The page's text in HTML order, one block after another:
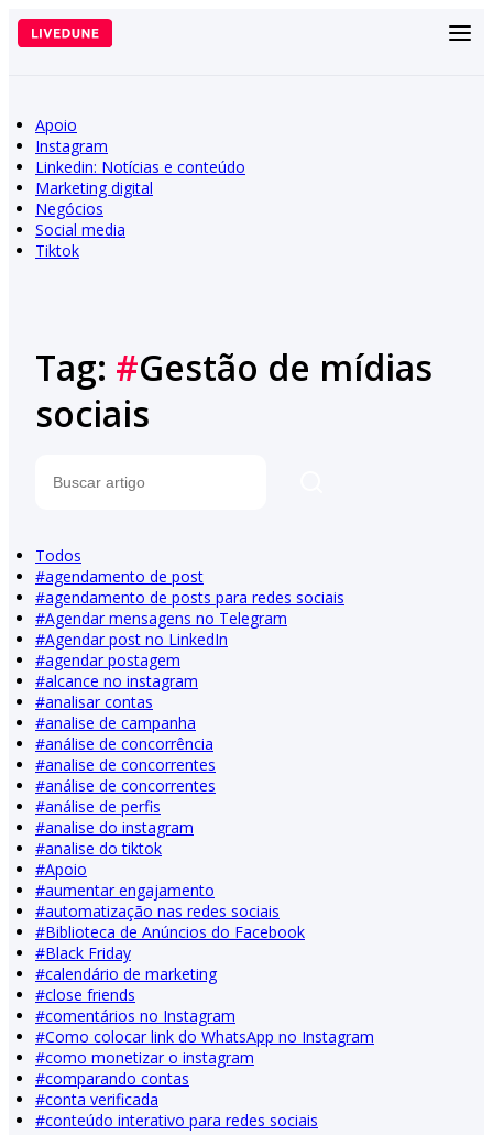
Pular
para
Apoio
Instagram
Linkedin: Notícias e conteúdo
Marketing digital
Negócios
Social media
Tiktok
Tag: #Gestão de mídias
sociais
Todos
#agendamento de post
#agendamento de posts para redes sociais
#Agendar mensagens no Telegram
#Agendar post no LinkedIn
#agendar postagem
#alcance no instagram
#analisar contas
#analise de campanha
#análise de concorrência
#analise de concorrentes
#análise de concorrentes
#análise de perfis
#analise do instagram
#analise do tiktok
#Apoio
#aumentar engajamento
#automatização nas redes sociais
#Biblioteca de Anúncios do Facebook
#Black Friday
#calendário de marketing
#close friends
#comentários no Instagram
#Como colocar link do WhatsApp no Instagram
#como monetizar o instagram
#comparando contas
#conta verificada
#conteúdo interativo para redes sociais